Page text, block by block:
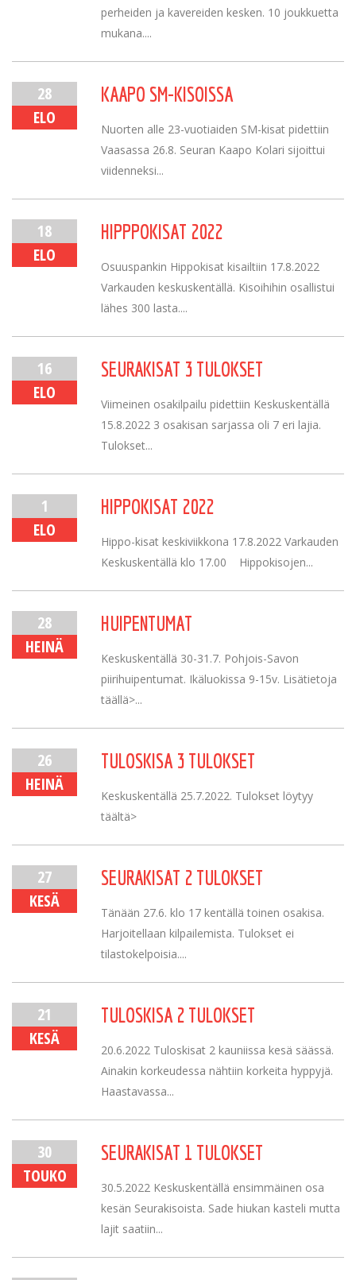
perheiden ja kavereiden kesken. 10 joukkuetta
mukana....
28
ELO
KAAPO SM-KISOISSA
Nuorten alle 23-vuotiaiden SM-kisat pidettiin
Vaasassa 26.8. Seuran Kaapo Kolari sijoittui
viidenneksi...
18
ELO
HIPPPOKISAT 2022
Osuuspankin Hippokisat kisailtiin 17.8.2022
Varkauden keskuskentällä. Kisoihihin osallistui
lähes 300 lasta....
16
ELO
SEURAKISAT 3 TULOKSET
Viimeinen osakilpailu pidettiin Keskuskentällä
15.8.2022 3 osakisan sarjassa oli 7 eri lajia.
Tulokset...
1
ELO
HIPPOKISAT 2022
Hippo-kisat keskiviikkona 17.8.2022 Varkauden
Keskuskentällä klo 17.00 Hippokisojen...
28
HEINÄ
HUIPENTUMAT
Keskuskentällä 30-31.7. Pohjois-Savon
piirihuipentumat. Ikäluokissa 9-15v. Lisätietoja
täällä>...
26
HEINÄ
TULOSKISA 3 TULOKSET
Keskuskentällä 25.7.2022. Tulokset löytyy
täältä>
27
KESÄ
SEURAKISAT 2 TULOKSET
Tänään 27.6. klo 17 kentällä toinen osakisa.
Harjoitellaan kilpailemista. Tulokset ei
tilastokelpoisia....
21
KESÄ
TULOSKISA 2 TULOKSET
20.6.2022 Tuloskisat 2 kauniissa kesä säässä.
Ainakin korkeudessa nähtiin korkeita hyppyjä.
Haastavassa...
30
TOUKO
SEURAKISAT 1 TULOKSET
30.5.2022 Keskuskentällä ensimmäinen osa
kesän Seurakisoista. Sade hiukan kasteli mutta
lajit saatiin...